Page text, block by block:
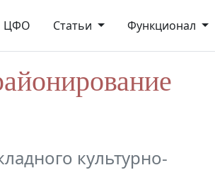
ЦФО Статьи Функционал
культурно-